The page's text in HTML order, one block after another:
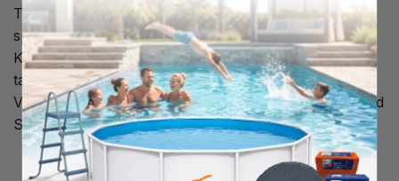
Tillsätt 0,5 liter Spa Pipe Cleaner per 1000 liter
spavatten i breddavloppet, avlägsna filtret om möjligt.
Kör vattensystemet i 10-15 minuter. Stäng sedan av,
tappa ur vattnet och skölj av spabadet.
Vid nytappning med färskt vatten: Chockbehandla med
Spa Klor eller Spa Shock.